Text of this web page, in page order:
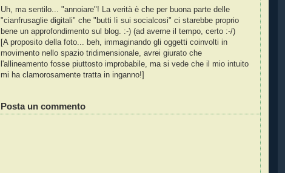
Uh, ma sentilo... "annoiare"! La verità è che per buona parte delle
"cianfrusaglie digitali" che "butti lì sui socialcosi" ci starebbe proprio
bene un approfondimento sul blog. :-) (ad averne il tempo, certo :-/)
[A proposito della foto... beh, immaginando gli oggetti coinvolti in
movimento nello spazio tridimensionale, avrei giurato che
l'allineamento fosse piuttosto improbabile, ma si vede che il mio intuito
mi ha clamorosamente tratta in inganno!]
Posta un commento